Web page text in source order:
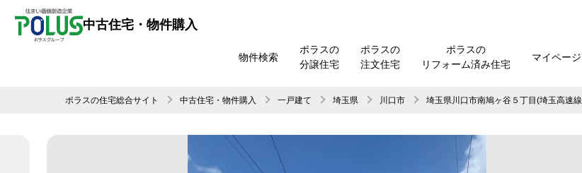
中古住宅・物件購入
物件検索
ポラスの
分譲住宅
ポラスの
注文住宅
ポラスの
リフォーム済み住宅
マイページ
ポラスの住宅総合サイト 中古住宅・物件購入 一戸建て 埼玉県 川口市 埼玉県川口市南鳩ヶ谷５丁目(埼玉高速線